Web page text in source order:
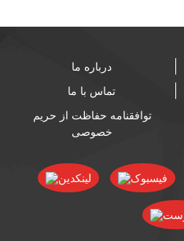
درباره ما
تماس با ما
توافقنامه حفاظت از حریم
خصوصی